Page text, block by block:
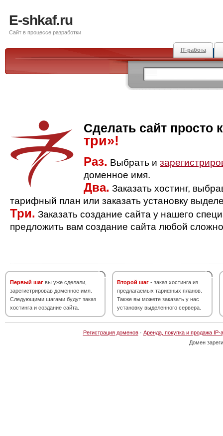
E-shkaf.ru
Сайт в процессе разработки
IT-работа
Сделать сайт просто
три»!
Раз. Выбрать и
доменное имя.
Два. Заказать хостинг,
тарифный план или заказать установку
Три. Заказать создание сайта у нашего
предложить вам создание сайта любой
Первый шаг вы уже сделали,
зарегистрировав доменное имя.
Следующими шагами будут заказ
хостинга и создание сайта.
Второй шаг - заказ хостинга из
предлагаемых тарифных планов.
Также вы можете заказать у нас
установку выделенного сервера.
Регистрация доменов· Аренда, покупка и продажа IP-
Домен